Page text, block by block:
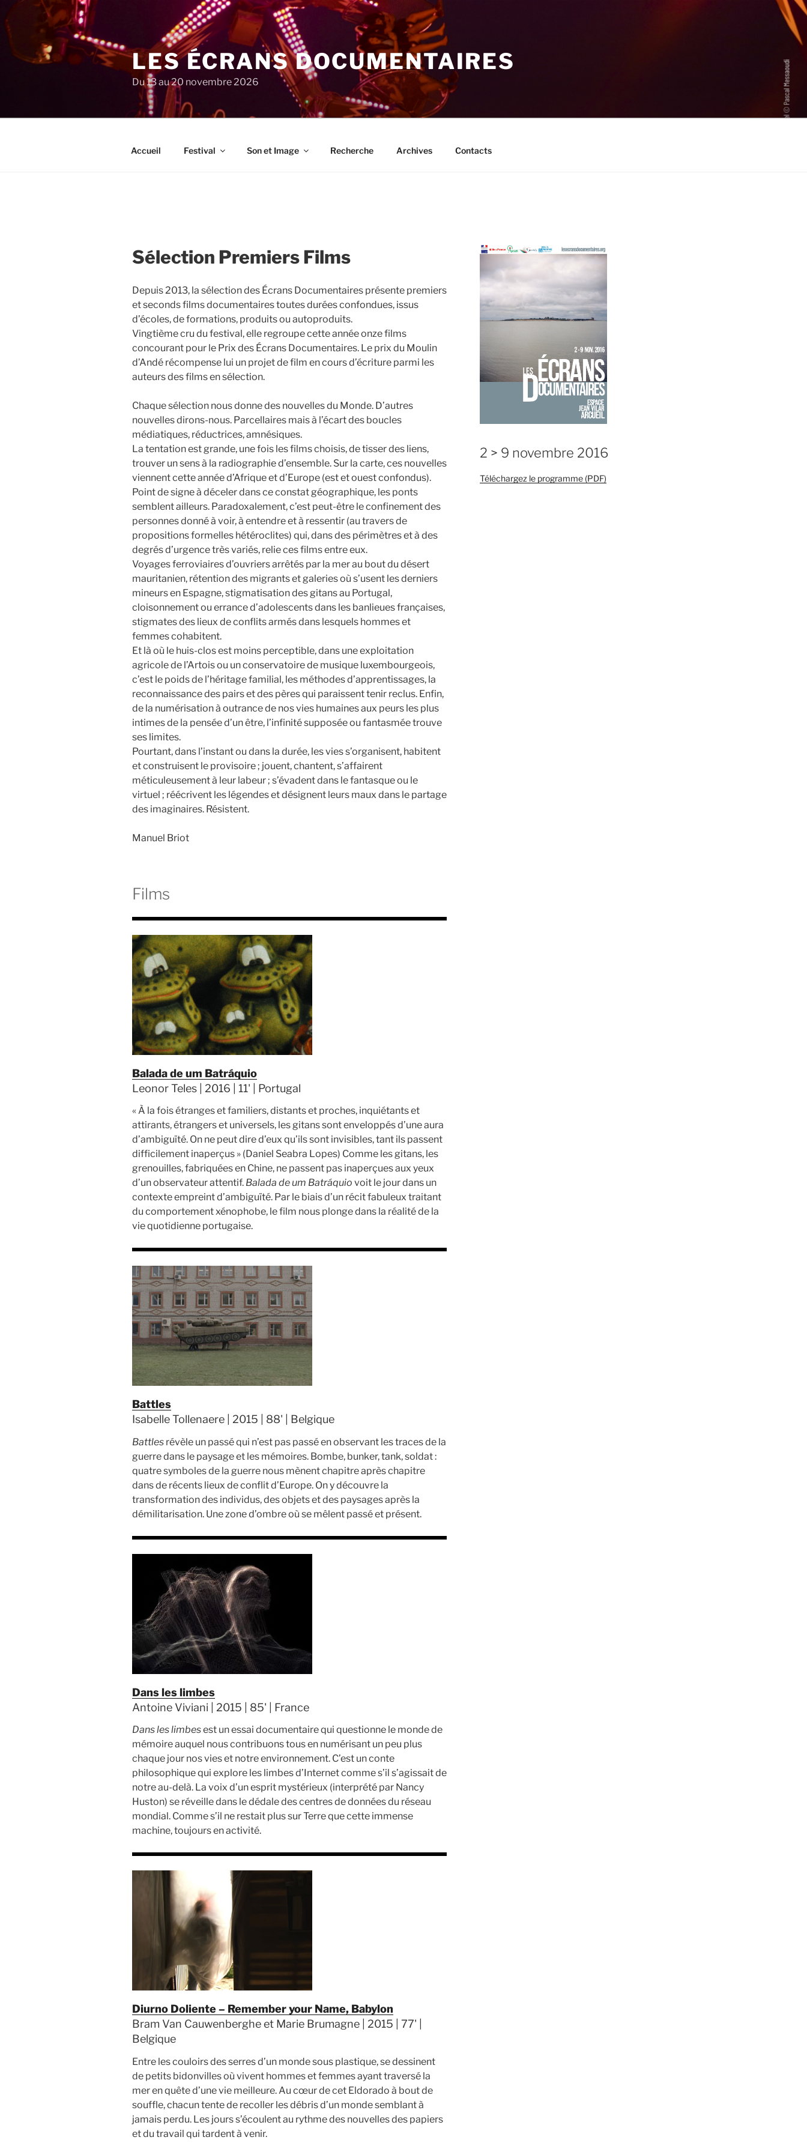
au
contenu
principal
LES ÉCRANS DOCUMENTAIRES
Du 13 au 20 novembre 2026
Accueil Festival Son et Image Recherche Archives Contacts
Sélection Premiers Films
Depuis 2013, la sélection des Écrans Documentaires présente premiers
et seconds films documentaires toutes durées confondues, issus
d’écoles, de formations, produits ou autoproduits.
Vingtième cru du festival, elle regroupe cette année onze films
concourant pour le Prix des Écrans Documentaires. Le prix du Moulin
d’Andé récompense lui un projet de film en cours d’écriture parmi les
auteurs des films en sélection.
Chaque sélection nous donne des nouvelles du Monde. D’autres
nouvelles dirons-nous. Parcellaires mais à l’écart des boucles
médiatiques, réductrices, amnésiques.
La tentation est grande, une fois les films choisis, de tisser des liens,
trouver un sens à la radiographie d’ensemble. Sur la carte, ces nouvelles
viennent cette année d’Afrique et d’Europe (est et ouest confondus).
Point de signe à déceler dans ce constat géographique, les ponts
semblent ailleurs. Paradoxalement, c’est peut-être le confinement des
personnes donné à voir, à entendre et à ressentir (au travers de
propositions formelles hétéroclites) qui, dans des périmètres et à des
degrés d’urgence très variés, relie ces films entre eux.
Voyages ferroviaires d’ouvriers arrêtés par la mer au bout du désert
mauritanien, rétention des migrants et galeries où s’usent les derniers
mineurs en Espagne, stigmatisation des gitans au Portugal,
cloisonnement ou errance d’adolescents dans les banlieues françaises,
stigmates des lieux de conflits armés dans lesquels hommes et
femmes cohabitent.
Et là où le huis-clos est moins perceptible, dans une exploitation
agricole de l’Artois ou un conservatoire de musique luxembourgeois,
c’est le poids de l’héritage familial, les méthodes d’apprentissages, la
reconnaissance des pairs et des pères qui paraissent tenir reclus. Enfin,
de la numérisation à outrance de nos vies humaines aux peurs les plus
intimes de la pensée d’un être, l’infinité supposée ou fantasmée trouve
ses limites.
Pourtant, dans l’instant ou dans la durée, les vies s’organisent, habitent
et construisent le provisoire ; jouent, chantent, s’affairent
méticuleusement à leur labeur ; s’évadent dans le fantasque ou le
virtuel ; réécrivent les légendes et désignent leurs maux dans le partage
des imaginaires. Résistent.
Manuel Briot
Films
Balada de um Batráquio
Leonor Teles | 2016 | 11' | Portugal
« À la fois étranges et familiers, distants et proches, inquiétants et
attirants, étrangers et universels, les gitans sont enveloppés d’une aura
d’ambiguïté. On ne peut dire d’eux qu’ils sont invisibles, tant ils passent
difficilement inaperçus » (Daniel Seabra Lopes) Comme les gitans, les
grenouilles, fabriquées en Chine, ne passent pas inaperçues aux yeux
d’un observateur attentif. Balada de um Batráquio voit le jour dans un
contexte empreint d’ambiguïté. Par le biais d’un récit fabuleux traitant
du comportement xénophobe, le film nous plonge dans la réalité de la
vie quotidienne portugaise.
Battles
Isabelle Tollenaere | 2015 | 88' | Belgique
Battles révèle un passé qui n’est pas passé en observant les traces de la
guerre dans le paysage et les mémoires. Bombe, bunker, tank, soldat :
quatre symboles de la guerre nous mènent chapitre après chapitre
dans de récents lieux de conflit d’Europe. On y découvre la
transformation des individus, des objets et des paysages après la
démilitarisation. Une zone d’ombre où se mêlent passé et présent.
Dans les limbes
Antoine Viviani | 2015 | 85' | France
Dans les limbesest un essai documentaire qui questionne le monde de
mémoire auquel nous contribuons tous en numérisant un peu plus
chaque jour nos vies et notre environnement. C’est un conte
philosophique qui explore les limbes d’Internet comme s’il s’agissait de
notre au-delà. La voix d’un esprit mystérieux (interprété par Nancy
Huston) se réveille dans le dédale des centres de données du réseau
mondial. Comme s’il ne restait plus sur Terre que cette immense
machine, toujours en activité.
Diurno Doliente – Remember your Name, Babylon
Bram Van Cauwenberghe et Marie Brumagne | 2015 | 77' |
Belgique
Entre les couloirs des serres d’un monde sous plastique, se dessinent
de petits bidonvilles où vivent hommes et femmes ayant traversé la
mer en quête d’une vie meilleure. Au cœur de cet Eldorado à bout de
souffle, chacun tente de recoller les débris d’un monde semblant à
jamais perdu. Les jours s’écoulent au rythme des nouvelles des papiers
et du travail qui tardent à venir.
2 > 9 novembre 2016
Téléchargez le programme (PDF)